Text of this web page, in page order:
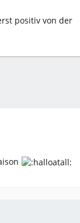
positiv von der